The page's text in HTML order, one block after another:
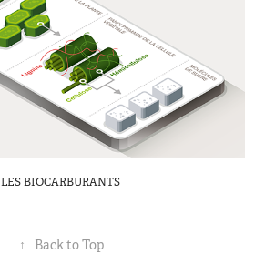
LES BIOCARBURANTS
↑ Back to Top